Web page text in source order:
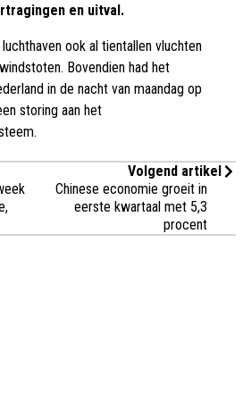
en uitval.
ook al tientallen vluchten
Bovendien had het
in de nacht van maandag op
storing aan het
Volgend artikel
Chinese economie groeit in
eerste kwartaal met 5,3
procent